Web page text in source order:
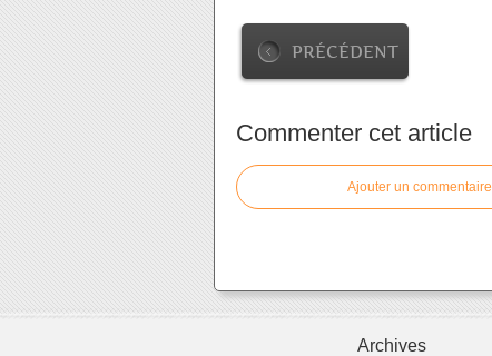
PRÉCÉDENT
Commenter cet article
Ajouter un commentaire
Archives